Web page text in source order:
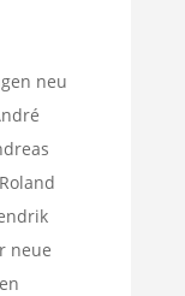
neu
neue